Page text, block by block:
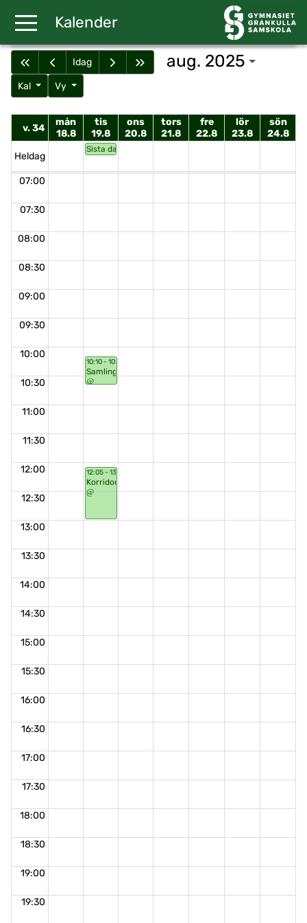
Kalender
Idag aug. 2025
Kal Vy
v. 34
mån
18.8
tis
19.8
ons
20.8
tors
21.8
fre
22.8
lör
23.8
sön
24.8
Heldag
Sista dagen att anmäla sig till omtagningstillfälle
07:00
07:30
08:00
08:30
09:00
09:30
10:00
10:30
11:00
11:30
12:00
12:30
13:00
13:30
14:00
14:30
15:00
15:30
16:00
16:30
17:00
17:30
18:00
18:30
19:00
19:30
10:10 - 10:40
Samling
12:05 - 13:00
Korridorsnack